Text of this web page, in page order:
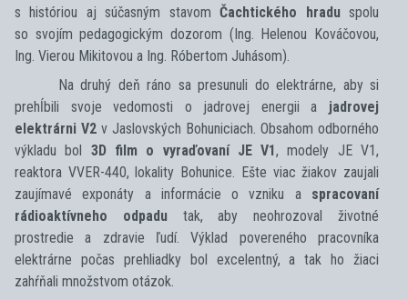
s históriou aj súčasným stavomČachtického hraduspolu
so svojím pedagogickým dozorom (Ing. Helenou Kováčovou,
Ing. Vierou Mikitovou a Ing. Róbertom Juhásom).
Na druhý deň ráno sa presunuli do elektrárne, aby si
prehĺbili svoje vedomosti o jadrovej energii a jadrovej
elektrárni V2 v Jaslovských Bohuniciach. Obsahom odborného
výkladu bol 3D film o vyraďovaní JE V1, modely JE V1,
reaktora VVER-440, lokality Bohunice. Ešte viac žiakov zaujali
zaujímavé exponáty a informácie o vzniku a spracovaní
rádioaktívneho odpadutak, aby neohrozoval životné
prostredie a zdravie ľudí. Výklad povereného pracovníka
elektrárne počas prehliadky bol excelentný, a tak ho žiaci
zahŕňali množstvom otázok.